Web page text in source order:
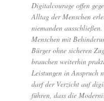
Digitalcourage offen
Alltag der Menschen
niemanden
Menschen mit
Bürger ohne sicheren
brauchen weiterhin
Leistungen in Anspruch
darf der Verzicht auf
führen, dass die